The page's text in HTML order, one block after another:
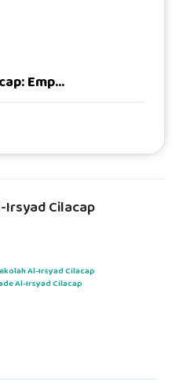
Emp...
Irsyad Cilacap
Al-Irsyad Cilacap
Al-Irsyad Cilacap